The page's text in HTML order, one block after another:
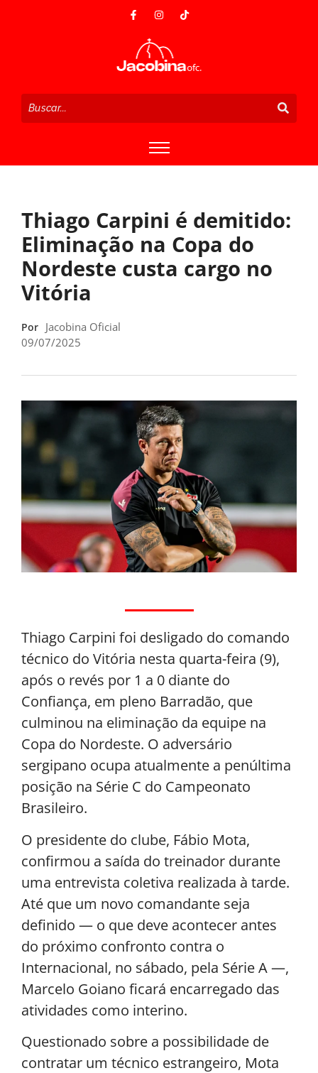
Thiago Carpini é demitido:
Eliminação na Copa do
Nordeste custa cargo no
Vitória
Por Jacobina Oficial
09/07/2025
Thiago Carpini foi desligado do comando
técnico do Vitória nesta quarta-feira (9),
após o revés por 1 a 0 diante do
Confiança, em pleno Barradão, que
culminou na eliminação da equipe na
Copa do Nordeste. O adversário
sergipano ocupa atualmente a penúltima
posição na Série C do Campeonato
Brasileiro.
O presidente do clube, Fábio Mota,
confirmou a saída do treinador durante
uma entrevista coletiva realizada à tarde.
Até que um novo comandante seja
definido — o que deve acontecer antes
do próximo confronto contra o
Internacional, no sábado, pela Série A —,
Marcelo Goiano ficará encarregado das
atividades como interino.
Questionado sobre a possibilidade de
contratar um técnico estrangeiro, Mota